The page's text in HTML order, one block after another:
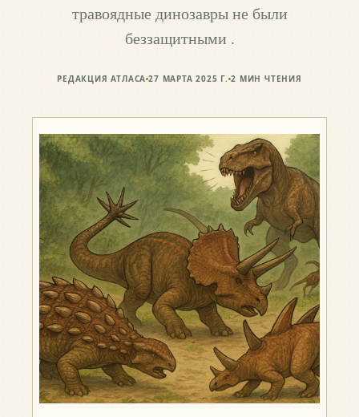
травоядные динозавры не были
беззащитными .
РЕДАКЦИЯ АТЛАСА 27 МАРТА 2025 Г. 2 МИН ЧТЕНИЯ